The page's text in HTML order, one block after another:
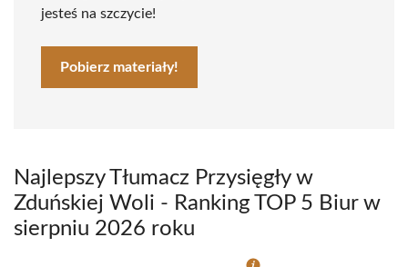
jesteś na szczycie!
Pobierz materiały!
Najlepszy Tłumacz Przysięgły w
Zduńskiej Woli - Ranking TOP 5 Biur w
sierpniu 2026 roku